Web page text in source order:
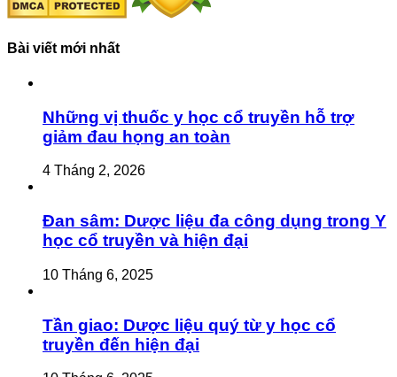
Bài viết mới nhất
Những vị thuốc y học cổ truyền hỗ trợ
giảm đau họng an toàn
4 Tháng 2, 2026
Đan sâm: Dược liệu đa công dụng trong Y
học cổ truyền và hiện đại
10 Tháng 6, 2025
Tần giao: Dược liệu quý từ y học cổ
truyền đến hiện đại